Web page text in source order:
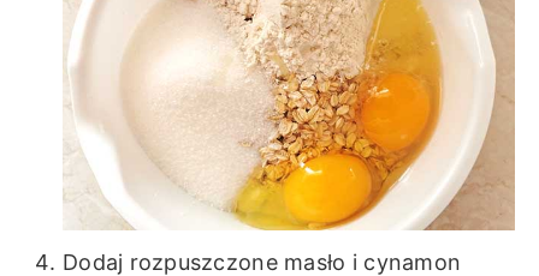
Dodaj rozpuszczone masło i cynamon